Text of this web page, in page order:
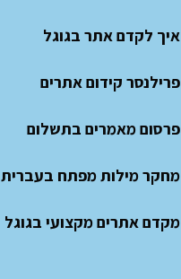
איך לקדם אתר בגוגל
פרילנסר קידום אתרים
פרסום מאמרים בתשלום
מחקר מילות מפתח בעברית
מקדם אתרים מקצועי בגוגל